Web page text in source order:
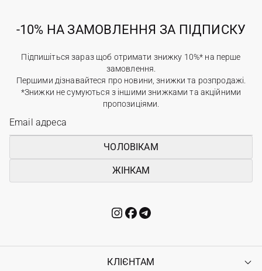
-10% НА ЗАМОВЛЕННЯ ЗА ПІДПИСКУ
Підпишіться зараз щоб отримати знижку 10%* на перше
замовлення.
Першими дізнавайтеся про новини, знижки та розпродажі.
*Знижки не сумуються з іншими знижками та акційними
пропозиціями.
ЧОЛОВІКАМ
ЖІНКАМ
КЛІЄНТАМ